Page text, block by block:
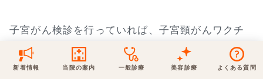
子宮がん検診を行っていれば、子宮頸がんワクチ
ン（HPVワクチン）接種は必要ない、というロジ
ックですよね、それ以外の解釈が出来る場合はお
新着情報 当院の案内 一般診療
※ 木・日・祝は休診です
美容診療 よくある質問